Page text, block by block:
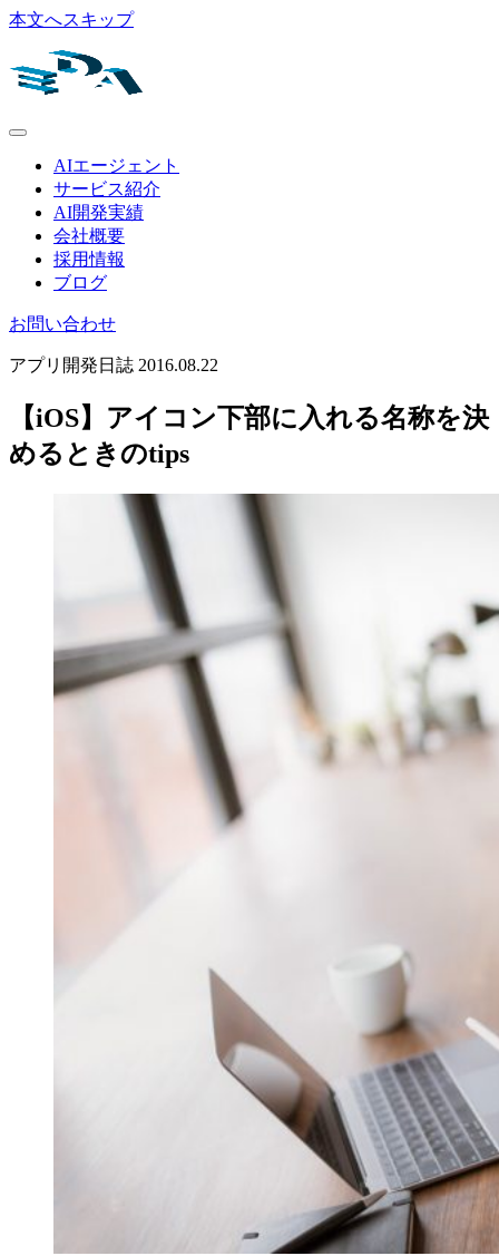
本文へスキップ
AIエージェント
サービス紹介
AI開発実績
会社概要
採用情報
ブログ
お問い合わせ
アプリ開発日誌 2016.08.22
【iOS】アイコン下部に入れる名称を決
めるときのtips